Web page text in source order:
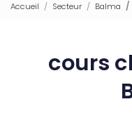
Accueil Secteur Balma
cours